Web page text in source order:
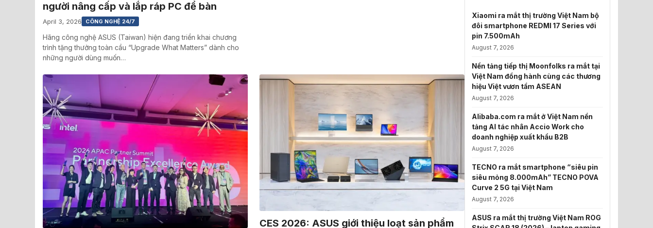
người nâng cấp và lắp ráp PC để bàn
April 3, 2026 CÔNG NGHỆ 24/7
Hãng công nghệ ASUS (Taiwan) hiện đang triển khai chương
trình tặng thưởng toàn cầu “Upgrade What Matters” dành cho
những người dùng muốn…
CES 2026: ASUS giới thiệu loạt sản phẩm
Xiaomi ra mắt thị trường Việt Nam bộ
đôi smartphone REDMI 17 Series với
pin 7.500mAh
August 7, 2026
Nền tảng tiếp thị Moonfolks ra mắt tại
Việt Nam đồng hành cùng các thương
hiệu Việt vươn tầm ASEAN
August 7, 2026
Alibaba.com ra mắt ở Việt Nam nền
tảng AI tác nhân Accio Work cho
doanh nghiệp xuất khẩu B2B
August 7, 2026
TECNO ra mắt smartphone “siêu pin
siêu mỏng 8.000mAh” TECNO POVA
Curve 2 5G tại Việt Nam
August 7, 2026
ASUS ra mắt thị trường Việt Nam ROG